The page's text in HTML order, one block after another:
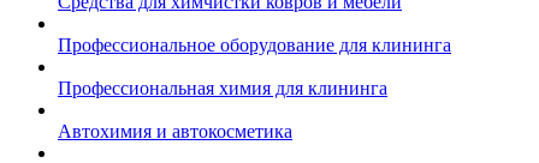
Профессиональное оборудование для клининга
Профессиональная химия для клининга
Автохимия и автокосметика